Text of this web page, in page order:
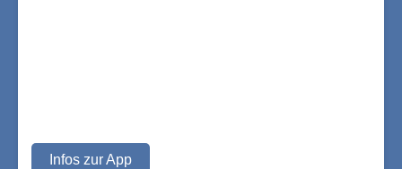
Infos zur App